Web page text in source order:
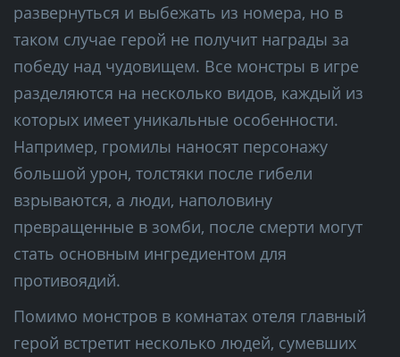
развернуться и выбежать из номера, но в
таком случае герой не получит награды за
победу над чудовищем. Все монстры в игре
разделяются на несколько видов, каждый из
которых имеет уникальные особенности.
Например, громилы наносят персонажу
большой урон, толстяки после гибели
взрываются, а люди, наполовину
превращенные в зомби, после смерти могут
стать основным ингредиентом для
противоядий.
Помимо монстров в комнатах отеля главный
герой встретит несколько людей, сумевших